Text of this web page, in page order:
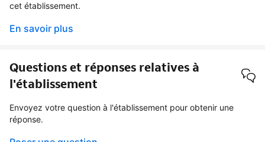
cet établissement.
En savoir plus
Questions et réponses relatives à
l'établissement
Envoyez votre question à l'établissement pour obtenir une
réponse.